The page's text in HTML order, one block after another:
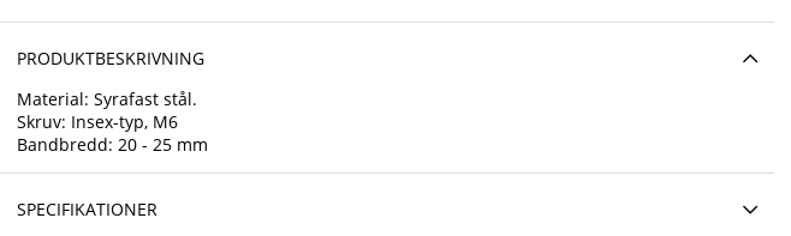
PRODUKTBESKRIVNING
Material: Syrafast stål.
Skruv: Insex-typ, M6
Bandbredd: 20 - 25 mm
SPECIFIKATIONER